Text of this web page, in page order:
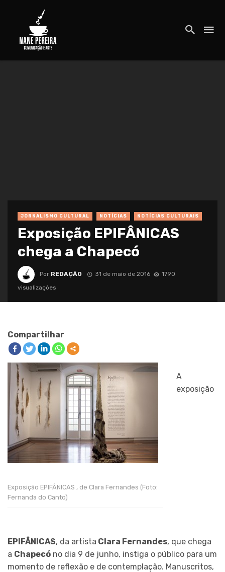
JORNALISMO CULTURAL NOTÍCIAS NOTÍCIAS CULTURAIS
Exposição EPIFÂNICAS
chega a Chapecó
Por REDAÇÃO 31 de maio de 2016
1790
visualizações
Compartilhar
Exposição EPIFÂNICAS , de Clara Fernandes (Foto:
Fernanda do Canto)
A
exposição
EPIFÂNICAS, da artista Clara Fernandes, que chega
a Chapecó no dia 9 de junho, instiga o público para um
momento de reflexão e de contemplação. Manuscritos,